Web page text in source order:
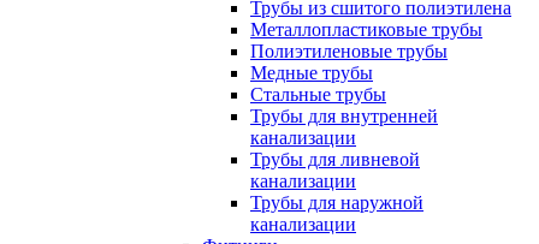
Трубы из сшитого полиэтилена
Металлопластиковые трубы
Полиэтиленовые трубы
Медные трубы
Стальные трубы
Трубы для внутренней
канализации
Трубы для ливневой
канализации
Трубы для наружной
канализации